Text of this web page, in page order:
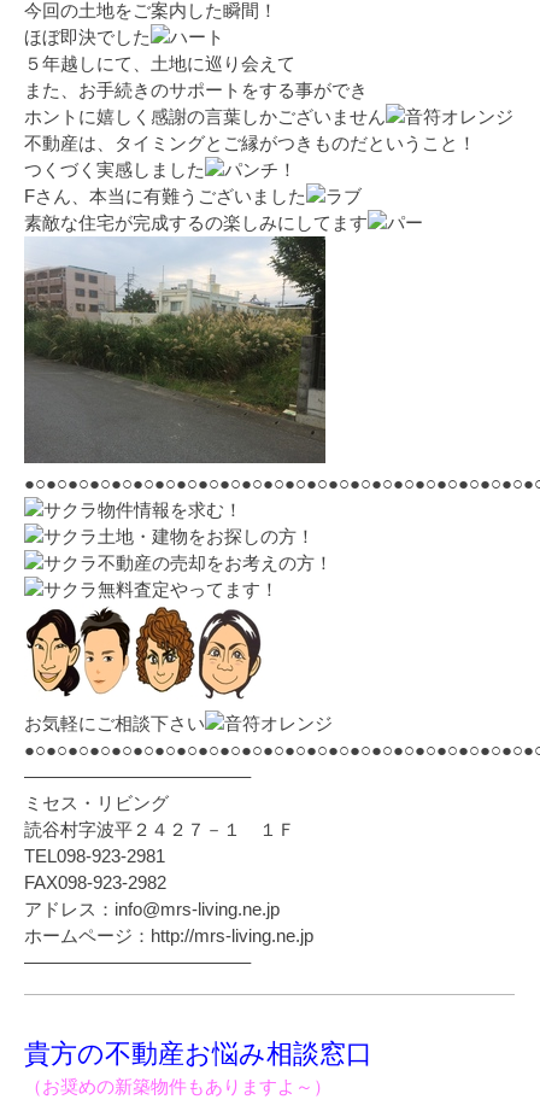
今回の土地をご案内した瞬間！
ほぼ即決でした
５年越しにて、土地に巡り会えて
また、お手続きのサポートをする事ができ
ホントに嬉しく感謝の言葉しかございません
不動産は、タイミングとご縁がつきものだということ！
つくづく実感しました
Fさん、本当に有難うございました
素敵な住宅が完成するの楽しみにしてます
物件情報を求む！
土地・建物をお探しの方！
不動産の売却をお考えの方！
無料査定やってます！
お気軽にご相談下さい
————————————–
ミセス・リビング
読谷村字波平２４２７－１ １Ｆ
TEL098-923-2981
FAX098-923-2982
アドレス：info@mrs-living.ne.jp
ホームページ：http://mrs-living.ne.jp
————————————–
貴方の不動産お悩み相談窓口
（お奨めの新築物件もありますよ～）